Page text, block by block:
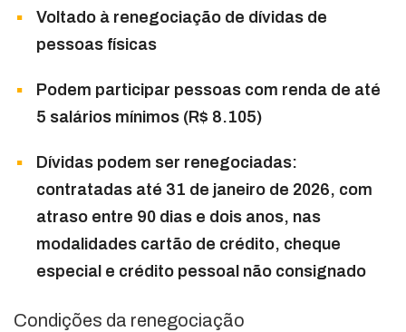
Voltado à renegociação de dívidas de
pessoas físicas
Podem participar pessoas com renda de até
5 salários mínimos (R$ 8.105)
Dívidas podem ser renegociadas:
contratadas até 31 de janeiro de 2026, com
atraso entre 90 dias e dois anos, nas
modalidades cartão de crédito, cheque
especial e crédito pessoal não consignado
Condições da renegociação